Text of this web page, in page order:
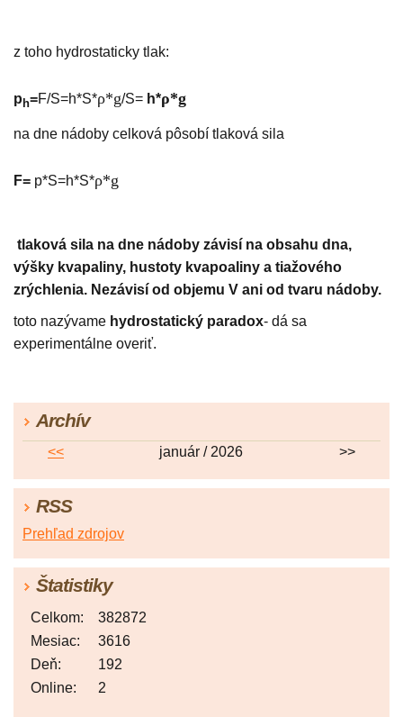
z toho hydrostaticky tlak:
p h=F/S=h*S*ρ*g/S= h*ρ*g
na dne nádoby celková pôsobí tlaková sila
F= p*S=h*S*ρ*g
tlaková sila na dne nádoby závisí na obsahu dna,
výšky kvapaliny, hustoty kvapoaliny a tiažového
zrýchlenia. Nezávisí od objemu V ani od tvaru nádoby.
toto nazývame hydrostatický paradox- dá sa
experimentálne overiť.
Archív
<< január / 2026 >>
RSS
Prehľad zdrojov
Štatistiky
Online: 2
Celkom:
382872
Mesiac:
3616
Deň:
192